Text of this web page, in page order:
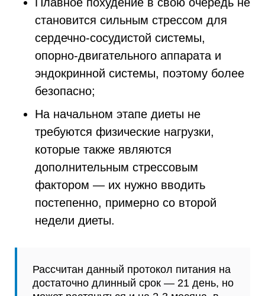
становится сильным стрессом для
сердечно-сосудистой системы,
опорно-двигательного аппарата и
эндокринной системы, поэтому более
безопасно;
На начальном этапе диеты не
требуются физические нагрузки,
которые также являются
дополнительным стрессовым
фактором — их нужно вводить
постепенно, примерно со второй
недели диеты.
Рассчитан данный протокол питания на
достаточно длинный срок — 21 день, но